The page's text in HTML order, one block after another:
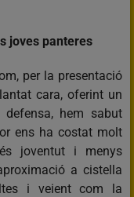
joves panteres
per la presentació
cara, oferint un
hem sabut
ens ha costat molt
joventut i menys
a cistella
i veient com la